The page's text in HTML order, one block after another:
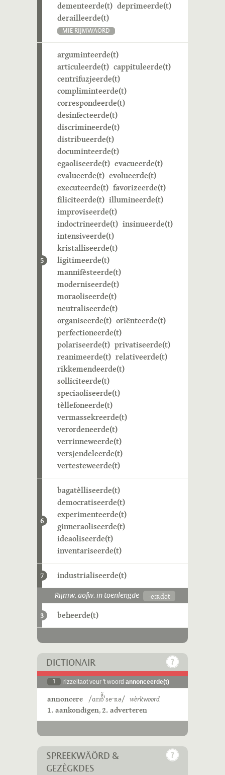
dementeerde(t) deprimeerde(t)
derailleerde(t)
MIE RIJMWÄÖRD
5
arguminteerde(t)
articuleerde(t) cappituleerde(t)
centrifuzjeerde(t)
compliminteerde(t)
correspondeerde(t)
desinfecteerde(t)
discrimineerde(t)
distribueerde(t)
documinteerde(t)
egaoliseerde(t) evacueerde(t)
evalueerde(t) evolueerde(t)
executeerde(t) favorizeerde(t)
filiciteerde(t) illumineerde(t)
improviseerde(t)
indoctrineerde(t) insinueerde(t)
intensiveerde(t)
kristalliseerde(t)
ligitimeerde(t)
mannifèsteerde(t)
moderniseerde(t)
moraoliseerde(t)
neutraliseerde(t)
organiseerde(t) oriënteerde(t)
perfectioneerde(t)
polariseerde(t) privatiseerde(t)
reanimeerde(t) relativeerde(t)
rikkemendeerde(t)
solliciteerde(t)
speciaoliseerde(t)
tèllefoneerde(t)
vermassekreerde(t)
verordeneerde(t)
verrinneweerde(t)
versjendeleerde(t)
vertesteweerde(t)
6
bagatèlliseerde(t)
democratiseerde(t)
experimenteerde(t)
ginneraoliseerde(t)
ideaoliseerde(t)
inventariseerde(t)
7 industrialiseerde(t)
Rijmw. aofw. in toenlengde -eːʀdət
3 beheerde(t)
DICTIONAIR
1 rizzeltaot veur 't woord annonceerde(t)
annoncere /ɑnɒ̃̃̃̃ˈseˑʀə/ wèrkwoord
1. aankondigen,2. adverteren
SPREEKWÄÖRD &
GEZÈGKDES